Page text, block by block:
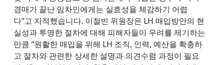
경매가 끝난 임차인에게는 실효성을 체감하기 어렵
다”고 지적했습니다. 이철빈 위원장은 LH 매입방안의 현
실성과 투명한 절차에 대해 피해자들이 우려를 제기하는
만큼 “원활한 매입을 위해 LH 조직, 인력, 예산을 확충하
고 절차와 관련한 상세한 설명과 의견수렴 과정이 필요